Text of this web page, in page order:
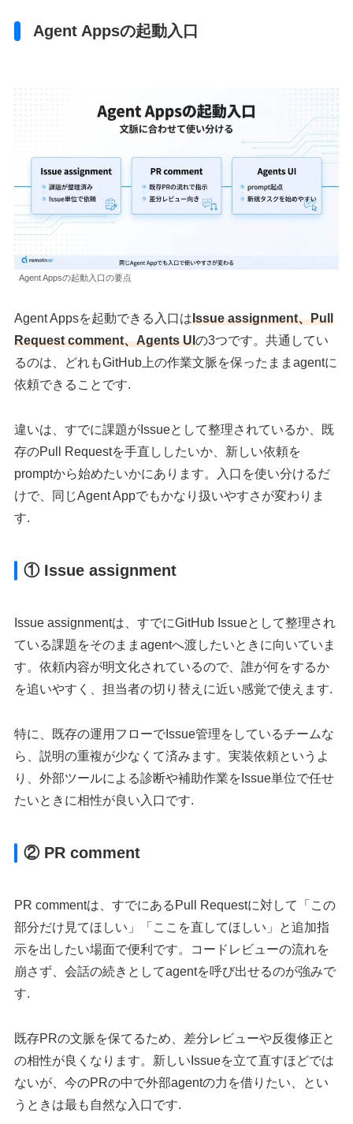
Agent Appsの起動入口
Agent Appsの起動入口の要点
Agent Appsを起動できる入口はIssue assignment、Pull
Request comment、Agents UIの3つです。共通してい
るのは、どれもGitHub上の作業文脈を保ったままagentに
依頼できることです.
違いは、すでに課題がIssueとして整理されているか、既
存のPull Requestを手直ししたいか、新しい依頼を
promptから始めたいかにあります。入口を使い分けるだ
けで、同じAgent Appでもかなり扱いやすさが変わりま
す.
① Issue assignment
Issue assignmentは、すでにGitHub Issueとして整理され
ている課題をそのままagentへ渡したいときに向いていま
す。依頼内容が明文化されているので、誰が何をするか
を追いやすく、担当者の切り替えに近い感覚で使えます.
特に、既存の運用フローでIssue管理をしているチームな
ら、説明の重複が少なくて済みます。実装依頼というよ
り、外部ツールによる診断や補助作業をIssue単位で任せ
たいときに相性が良い入口です.
② PR comment
PR commentは、すでにあるPull Requestに対して「この
部分だけ見てほしい」「ここを直してほしい」と追加指
示を出したい場面で便利です。コードレビューの流れを
崩さず、会話の続きとしてagentを呼び出せるのが強みで
す.
既存PRの文脈を保てるため、差分レビューや反復修正と
の相性が良くなります。新しいIssueを立て直すほどでは
ないが、今のPRの中で外部agentの力を借りたい、とい
うときは最も自然な入口です.